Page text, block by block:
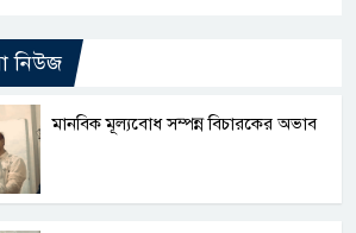
নিউজ
মানবিক মূল্যবোধ সম্পন্ন বিচারকের অভাব